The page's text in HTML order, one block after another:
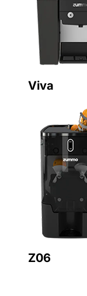
Viva
Z06